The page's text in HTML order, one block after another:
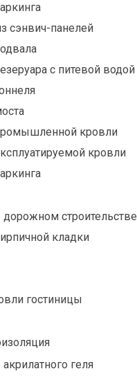
сэнвич-панелей
с питевой водой
кровли
кровли
дорожном строительстве
кладки
гостиницы
геля